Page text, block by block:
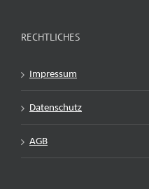
RECHTLICHES
Impressum
Datenschutz
AGB